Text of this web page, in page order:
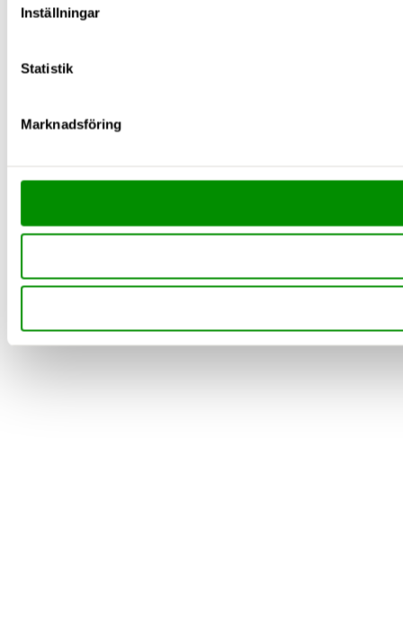
Inställningar
Statistik
Marknadsföring